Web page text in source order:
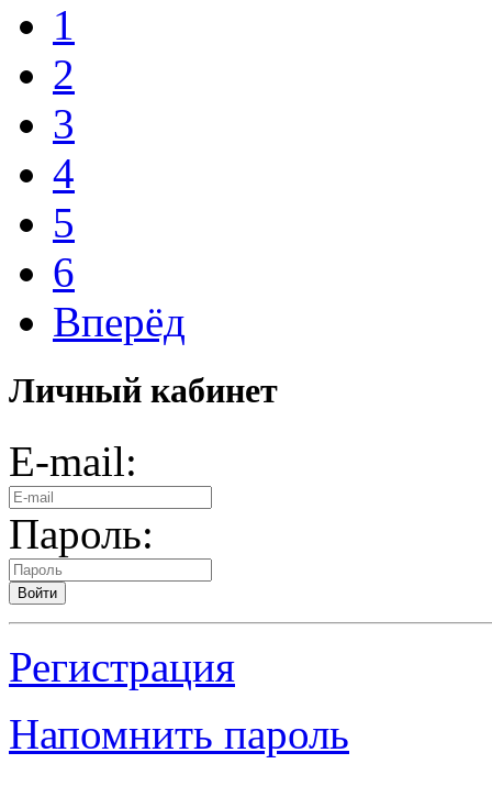
1
2
3
4
5
6
Вперёд
Личный кабинет
E-mail:
Пароль:
Войти
Регистрация
Напомнить пароль